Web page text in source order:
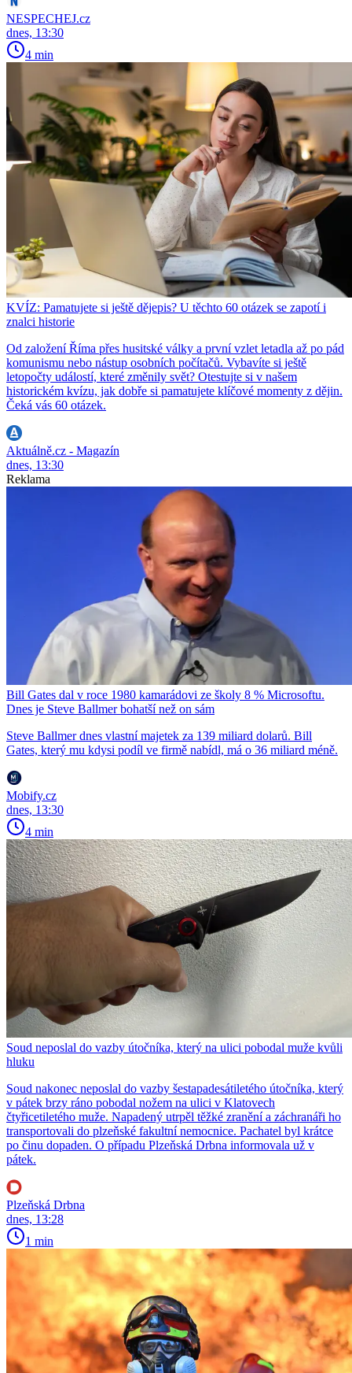
NESPECHEJ.cz
dnes, 13:30
4 min
KVÍZ: Pamatujete si ještě dějepis? U těchto 60 otázek se zapotí i
znalci historie
Od založení Říma přes husitské války a první vzlet letadla až po pád
komunismu nebo nástup osobních počítačů. Vybavíte si ještě
letopočty událostí, které změnily svět? Otestujte si v našem
historickém kvízu, jak dobře si pamatujete klíčové momenty z dějin.
Čeká vás 60 otázek.
Aktuálně.cz - Magazín
dnes, 13:30
Reklama
Bill Gates dal v roce 1980 kamarádovi ze školy 8 % Microsoftu.
Dnes je Steve Ballmer bohatší než on sám
Steve Ballmer dnes vlastní majetek za 139 miliard dolarů. Bill
Gates, který mu kdysi podíl ve firmě nabídl, má o 36 miliard méně.
Mobify.cz
dnes, 13:30
4 min
Soud neposlal do vazby útočníka, který na ulici pobodal muže kvůli
hluku
Soud nakonec neposlal do vazby šestapadesátiletého útočníka, který
v pátek brzy ráno pobodal nožem na ulici v Klatovech
čtyřicetiletého muže. Napadený utrpěl těžké zranění a záchranáři ho
transportovali do plzeňské fakultní nemocnice. Pachatel byl krátce
po činu dopaden. O případu Plzeňská Drbna informovala už v
pátek.
Plzeňská Drbna
dnes, 13:28
1 min